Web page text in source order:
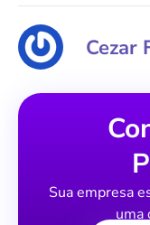
Cezar
Sua empresa
uma